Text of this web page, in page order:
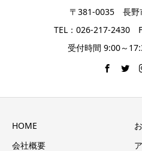
〒381-0035 長野
TEL：026-217-2430
受付時間 9:00～
HOME
会社概要